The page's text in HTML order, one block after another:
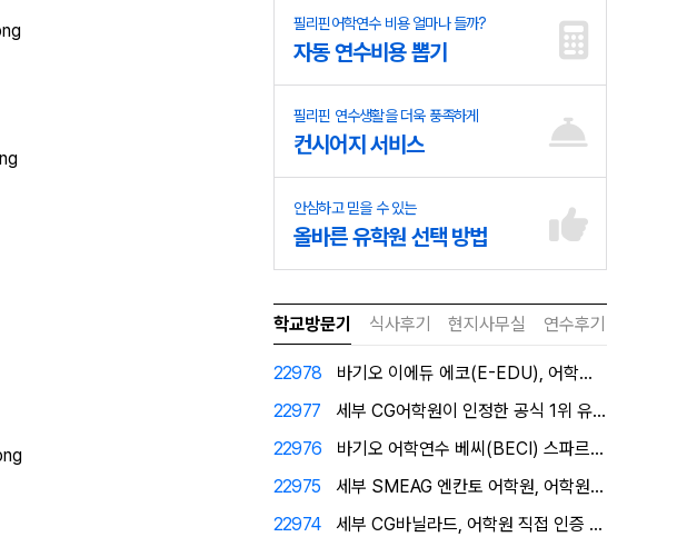
필리핀어학연수 비용 얼마나 들까?
자동 연수비용 뽑기
필리핀 연수생활을 더욱 풍족하게
컨시어지 서비스
안심하고 믿을 수 있는
올바른 유학원 선택 방법
학교방문기 식사후기 현지사무실 연수후기
22978
바기오 이에듀 에코(E-EDU), 어학원이 직접 인증한…
22977
세부 CG어학원이 인정한 공식 1위 유학원 필자닷컴에서…
22976
바기오 어학연수 베씨(BECI) 스파르타 공식 1위유학…
22975
세부 SMEAG 엔칸토 어학원, 어학원이 직접 인증한 …
22974
세부 CG바닐라드, 어학원 직접 인증 공식 1위 유학원…